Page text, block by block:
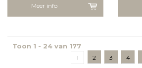
Meer info
Toon 1 - 24 van 177
1 2 3 4